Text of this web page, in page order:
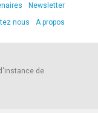
Newsletter
nous A propos
de